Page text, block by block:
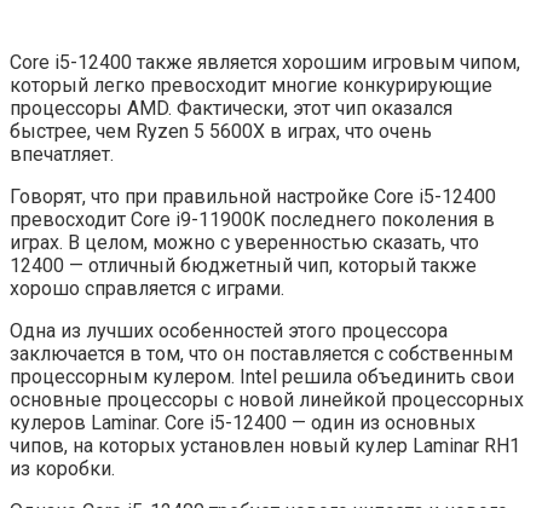
Core i5-12400 также является хорошим игровым чипом,
который легко превосходит многие конкурирующие
процессоры AMD. Фактически, этот чип оказался
быстрее, чем Ryzen 5 5600X в играх, что очень
впечатляет.
Говорят, что при правильной настройке Core i5-12400
превосходит Core i9-11900K последнего поколения в
играх. В целом, можно с уверенностью сказать, что
12400 — отличный бюджетный чип, который также
хорошо справляется с играми.
Одна из лучших особенностей этого процессора
заключается в том, что он поставляется с собственным
процессорным кулером. Intel решила объединить свои
основные процессоры с новой линейкой процессорных
кулеров Laminar. Core i5-12400 — один из основных
чипов, на которых установлен новый кулер Laminar RH1
из коробки.